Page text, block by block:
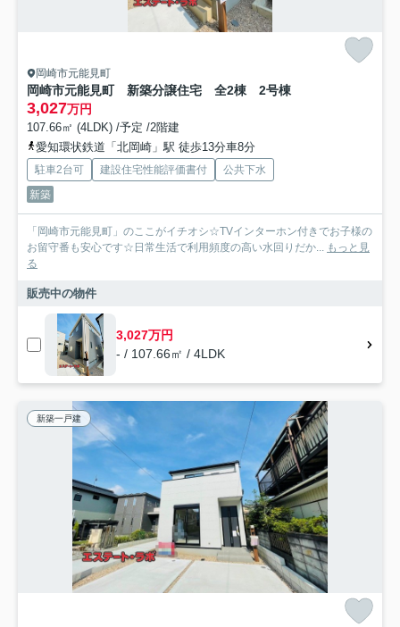
岡崎市元能見町
岡崎市元能見町 新築分譲住宅 全2棟 2号棟
3,027万円
107.66㎡ (4LDK) /予定 /2階建
愛知環状鉄道「北岡崎」駅 徒歩13分車8分
駐車2台可 建設住宅性能評価書付
公共下水
新築
「岡崎市元能見町」のここがイチオシ☆TVインターホン付きでお子様の
お留守番も安心です☆日常生活で利用頻度の高い水回りだか... もっと見
る
販売中の物件
3,027万円
- / 107.66㎡ / 4LDK
新築一戸建